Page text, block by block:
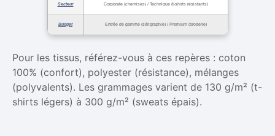
Secteur Corporate (chemises) / Technique (t-shirts résistants)
Budget Entrée de gamme (sérigraphie) / Premium (broderie)
Pour les tissus, référez-vous à ces repères : coton
100% (confort), polyester (résistance), mélanges
(polyvalents). Les grammages varient de 130 g/m² (t-
shirts légers) à 300 g/m² (sweats épais).